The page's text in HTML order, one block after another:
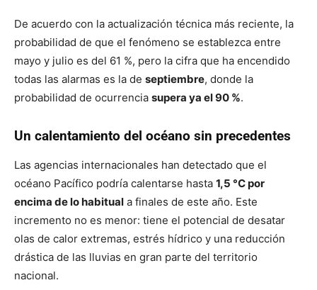
De acuerdo con la actualización técnica más reciente, la
probabilidad de que el fenómeno se establezca entre
mayo y julio es del 61 %, pero la cifra que ha encendido
todas las alarmas es la de septiembre, donde la
probabilidad de ocurrencia supera ya el 90 %.
Un calentamiento del océano sin precedentes
Las agencias internacionales han detectado que el
océano Pacífico podría calentarse hasta 1,5 °C por
encima de lo habitual a finales de este año. Este
incremento no es menor: tiene el potencial de desatar
olas de calor extremas, estrés hídrico y una reducción
drástica de las lluvias en gran parte del territorio
nacional.